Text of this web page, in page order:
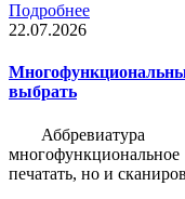
Подробнее
22.07.2026
выбрать
печатать, но и